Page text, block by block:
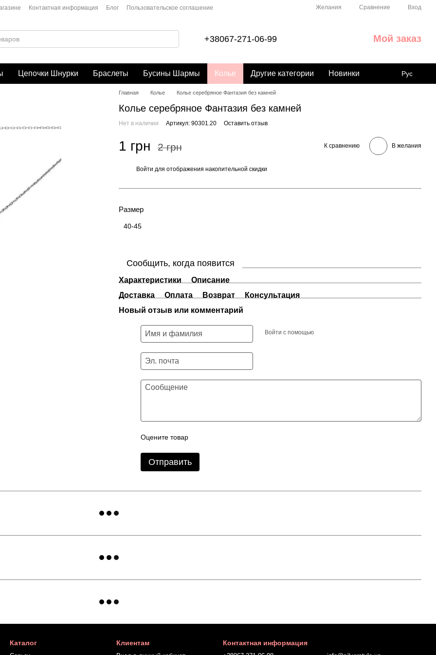
Контактная информация Блог Пользовательское соглашение Желания Сравнение Вход
+38067-271-06-99 Мой заказ
Цепочки Шнурки Браслеты Бусины Шармы Колье Другие категории Новинки Рус
Главная Колье Колье серебряное Фантазия без камней
Колье серебряное Фантазия без камней
Нет в наличии Артикул: 90301.20 Оставить отзыв
1 грн 2 грн К сравнению В желания
Войти для отображения накопительной скидки
Размер
40-45
Сообщить, когда появится
Характеристики
Описание
Доставка
Оплата Возврат
Консультация
Новый отзыв или комментарий
Войти с помощью
Оцените товар
Отправить
Каталог Клиентам Контактная информация